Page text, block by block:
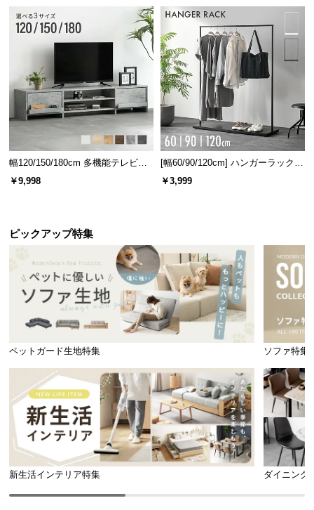
幅120/150/180cm 多機能テレビボ
ード 木目/石目調 オープン収納・
引き出し収納付き
￥9,998
[幅60/90/120cm] ハンガーラック
スチール 4段階高さ調節 サイドフ
ック オープンラック シンプル
￥3,999
ピックアップ特集
ペットガード生地特集 ソファ特集
新生活インテリア特集 ダイニング